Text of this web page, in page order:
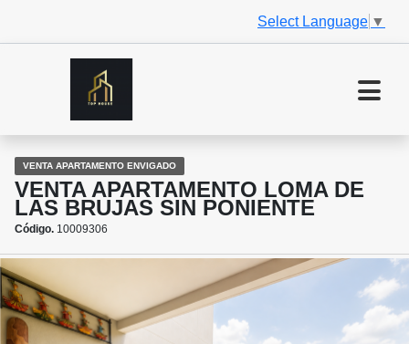
Select Language ▼
VENTA APARTAMENTO ENVIGADO
VENTA APARTAMENTO LOMA DE
LAS BRUJAS SIN PONIENTE
Código. 10009306